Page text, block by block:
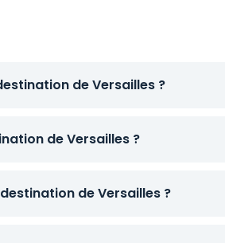
de Versailles ?
de Versailles ?
de Versailles ?